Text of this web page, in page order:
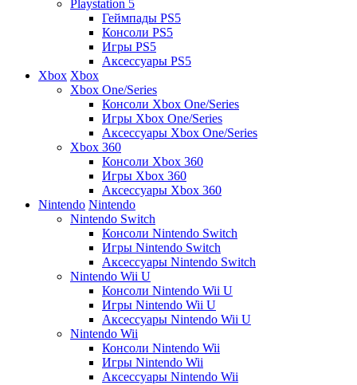
Playstation 5
Геймпады PS5
Консоли PS5
Игры PS5
Аксессуары PS5
Xbox Xbox
Xbox One/Series
Консоли Xbox One/Series
Игры Xbox One/Series
Аксессуары Xbox One/Series
Xbox 360
Консоли Xbox 360
Игры Xbox 360
Аксессуары Xbox 360
Nintendo Nintendo
Nintendo Switch
Консоли Nintendo Switch
Игры Nintendo Switch
Аксессуары Nintendo Switch
Nintendo Wii U
Консоли Nintendo Wii U
Игры Nintendo Wii U
Аксессуары Nintendo Wii U
Nintendo Wii
Консоли Nintendo Wii
Игры Nintendo Wii
Аксессуары Nintendo Wii